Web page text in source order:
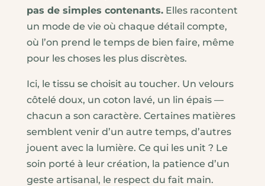
pas de simples contenants.Elles racontent
un mode de vie où chaque détail compte,
où l’on prend le temps de bien faire, même
pour les choses les plus discrètes.
Ici, le tissu se choisit au toucher. Un velours
côtelé doux, un coton lavé, un lin épais —
chacun a son caractère. Certaines matières
semblent venir d’un autre temps, d’autres
jouent avec la lumière. Ce qui les unit ? Le
soin porté à leur création, la patience d’un
geste artisanal, le respect du fait main.